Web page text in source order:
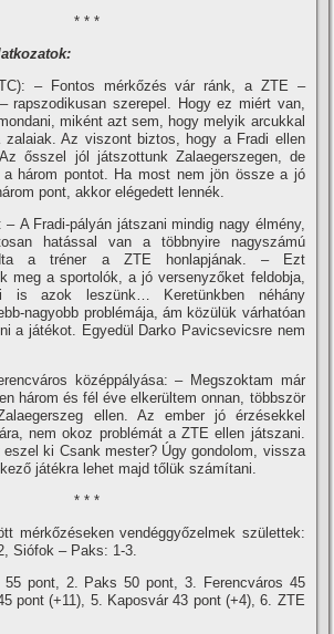
* * *
– Fontos mérkőzés vár ránk, a ZTE –
rapszodikusan szerepel. Hogy ez miért van,
miként azt sem, hogy melyik arcukkal
zalaiak. Az viszont biztos, hogy a Fradi ellen
ősszel jól játszottunk Zalaegerszegen, de
három pontot. Ha most nem jön össze a jó
pont, akkor elégedett lennék.
– A Fradi-pályán játszani mindig nagy élmény,
hatással van a többnyire nagyszámú
a tréner a ZTE honlapjának. – Ezt
meg a sportolók, a jó versenyzőket feldobja,
is azok leszünk… Keretünkben néhány
nagyobb problémája, ám közülük várhatóan
a játékot. Egyedül Darko Pavicsevicsre nem
középpályása: – Megszoktam már
három és fél éve elkerültem onnan, többször
ellen. Az ember jó érzésekkel
nem okoz problémát a ZTE ellen játszani.
ki Csank mester? Úgy gondolom, vissza
játékra lehet majd tőlük számí­tani.
* * *
mérkőzéseken vendéggyőzelmek születtek:
Siófok – Paks: 1-3.
55 pont, 2. Paks 50 pont, 3. Ferencváros 45
pont (+11), 5. Kaposvár 43 pont (+4), 6. ZTE